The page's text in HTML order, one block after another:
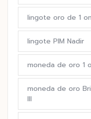
lingote oro de 1
lingote PIM Nadir
moneda de oro 1
moneda de oro
III